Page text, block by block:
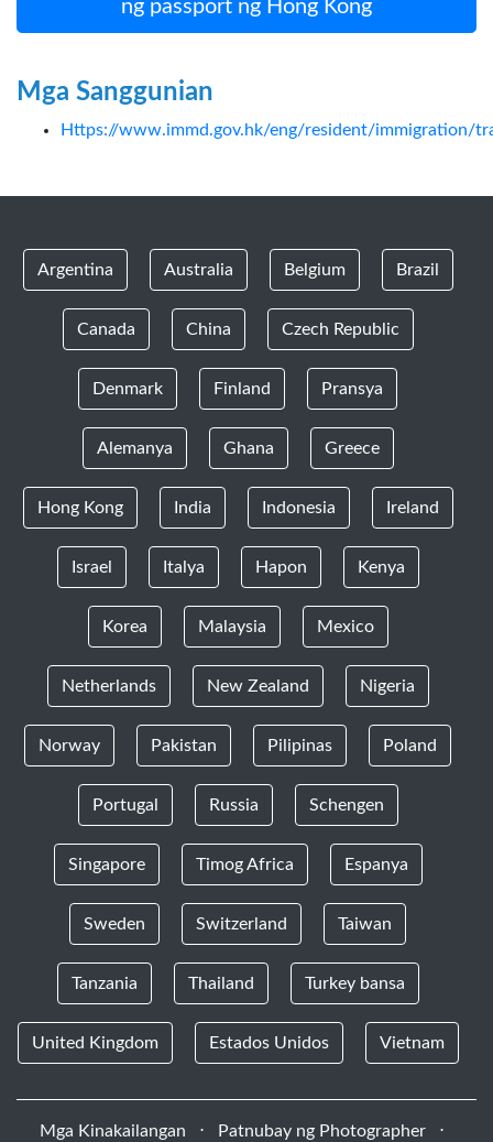
ng passport ng Hong Kong
Mga Sanggunian
Https://www.immd.gov.hk/eng/resident/immigration/
Argentina Australia Belgium Brazil
Canada China Czech Republic
Denmark Finland Pransya
Alemanya Ghana Greece
Hong Kong India Indonesia Ireland
Israel Italya Hapon Kenya
Korea Malaysia Mexico
Netherlands New Zealand Nigeria
Norway Pakistan Pilipinas Poland
Portugal Russia Schengen
Singapore Timog Africa Espanya
Sweden Switzerland Taiwan
Tanzania Thailand Turkey bansa
United Kingdom Estados Unidos Vietnam
Mga Kinakailangan ⋅ Patnubay ng Photographer
⋅